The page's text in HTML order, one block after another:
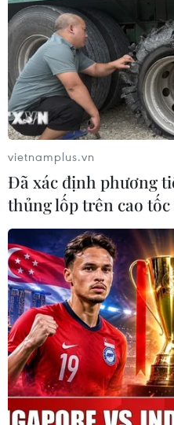
TIN CÙNG CHUYÊN
vietnamplus.vn
Đã xác định phương
thủng lốp trên cao tốc